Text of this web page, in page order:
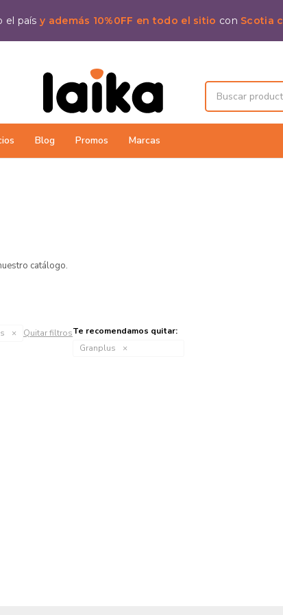
el paísy además 10%0FF en todo el sitio con Scotia
Blog Promos Marcas
catálogo.
Quitar filtrosTe recomendamos quitar:
Granplus